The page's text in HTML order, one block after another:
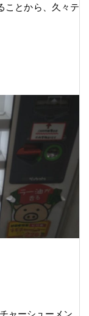
ことから、久々テ